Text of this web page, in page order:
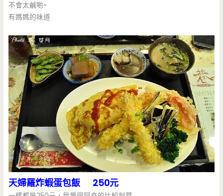
不會太鹹喲~
有媽媽的味道
天婦羅炸蝦蛋包飯 250元